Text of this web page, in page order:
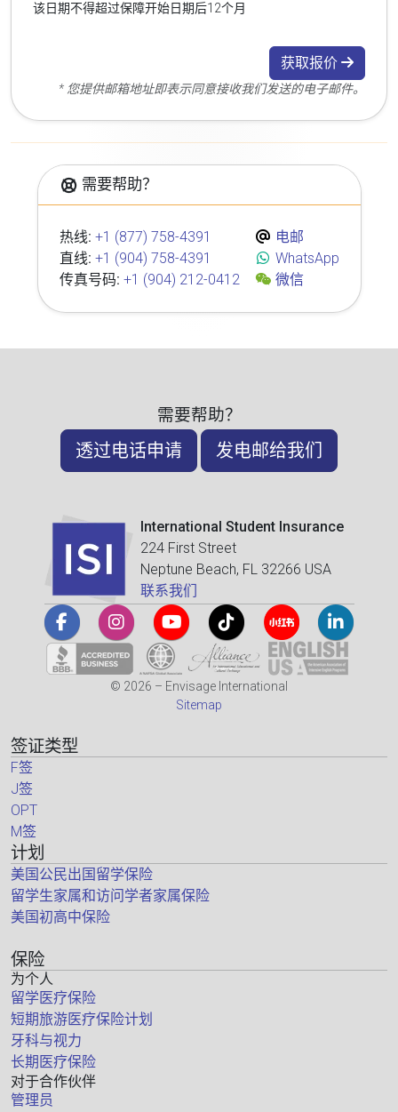
该日期不得超过保障开始日期后12个月
获取报价
* 您提供邮箱地址即表示同意接收我们发送的电子邮件。
需要帮助？
热线: +1 (877) 758-4391
直线: +1 (904) 758-4391
传真号码: +1 (904) 212-0412
电邮
WhatsApp
微信
需要帮助？
透过电话申请 发电邮给我们
International Student Insurance
224 First Street
Neptune Beach, FL 32266 USA
联系我们
© 2026 – Envisage International
Sitemap
签证类型
F签
J签
OPT
M签
计划
美国公民出国留学保险
留学生家属和访问学者家属保险
美国初高中保险
保险
为个人
留学医疗保险
短期旅游医疗保险计划
牙科与视力
长期医疗保险
对于合作伙伴
管理员